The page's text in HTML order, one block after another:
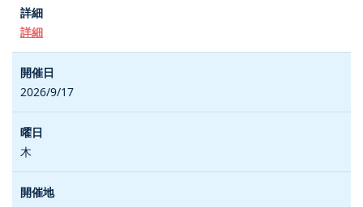
詳細
2026/9/17
木